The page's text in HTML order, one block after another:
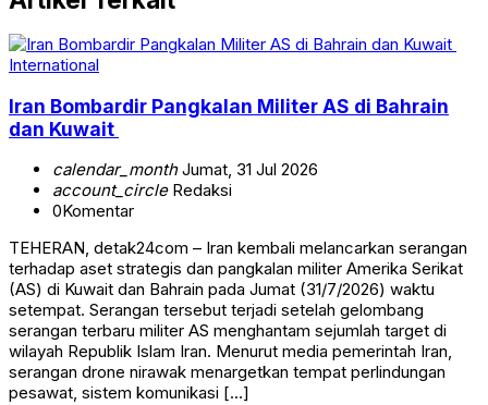
International
Iran Bombardir Pangkalan Militer AS di Bahrain
dan Kuwait
calendar_monthJumat, 31 Jul 2026
account_circleRedaksi
0Komentar
TEHERAN, detak24com – Iran kembali melancarkan serangan
terhadap aset strategis dan pangkalan militer Amerika Serikat
(AS) di Kuwait dan Bahrain pada Jumat (31/7/2026) waktu
setempat. Serangan tersebut terjadi setelah gelombang
serangan terbaru militer AS menghantam sejumlah target di
wilayah Republik Islam Iran. Menurut media pemerintah Iran,
serangan drone nirawak menargetkan tempat perlindungan
pesawat, sistem komunikasi […]